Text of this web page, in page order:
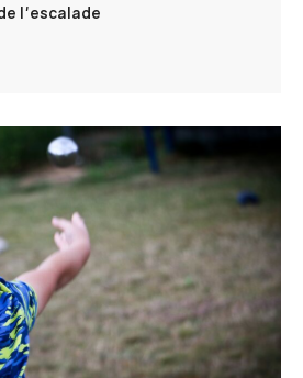
l'escalade
pour les enfants en nocturne !